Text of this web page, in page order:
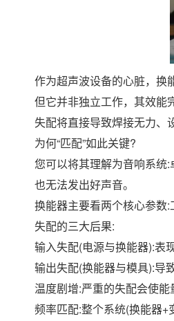
作为超声波设备的心脏，换
但它并非独立工作，其效能
失配将直接导致焊接无力、
为何“匹配”如此关键?
您可以将其理解为音响系统
也无法发出好声音。
换能器主要看两个核心参数
失配的三大后果:
输入失配(电源与换能器):表
输出失配(换能器与模具):导
温度剧增:严重的失配会使
频率匹配:整个系统(换能器